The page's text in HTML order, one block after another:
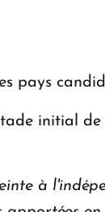
pays
initial
à